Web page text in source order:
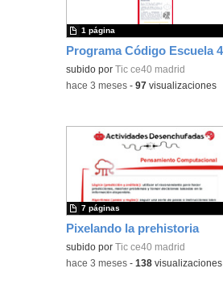
subido por Tic ce40 madrid
1 página
-hace 3 meses -97 visualizaciones
Pixelando la prehistoria
Contenido educativo.
subido por Tic ce40 madrid
7 páginas
-hace 3 meses -138 visualizaciones